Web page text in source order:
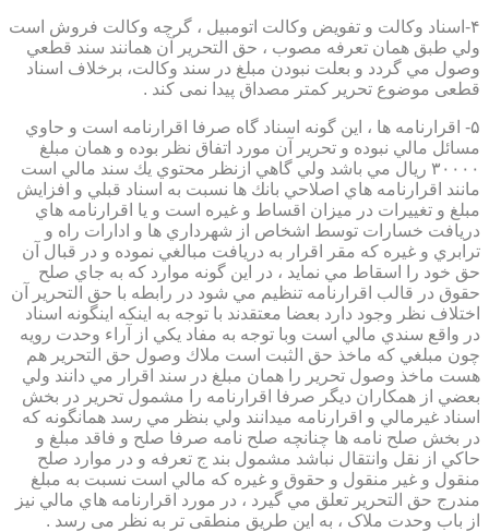
۴-اسناد وكالت و تفويض وكالت اتومبيل ، گرچه وكالت فروش است
ولي طبق همان تعرفه مصوب ، حق التحرير آن همانند سند قطعي
وصول مي گردد و بعلت نبودن مبلغ در سند وكالت، برخلاف اسناد
قطعی موضوع تحریر کمتر مصداق پیدا نمی کند .
۵- اقرارنامه ها ، اين گونه اسناد گاه صرفا اقرارنامه است و حاوي
مسائل مالي نبوده و تحرير آن مورد اتفاق نظر بوده و همان مبلغ
۳۰۰۰۰ ريال مي باشد ولي گاهي ازنظر محتوي يك سند مالي است
مانند اقرارنامه هاي اصلاحي بانك ها نسبت به اسناد قبلي و افزايش
مبلغ و تغييرات در ميزان اقساط و غيره است و يا اقرارنامه هاي
دريافت خسارات توسط اشخاص از شهرداري ها و ادارات راه و
ترابري و غيره كه مقر اقرار به دريافت مبالغي نموده و در قبال آن
حق خود را اسقاط مي نمايد ، در اين گونه موارد كه به جاي صلح
حقوق در قالب اقرارنامه تنظيم مي شود در رابطه با حق التحرير آن
اختلاف نظر وجود دارد بعضا معتقدند با توجه به اينكه اينگونه اسناد
در واقع سندي مالي است وبا توجه به مفاد يكي از آراء وحدت رويه
چون مبلغي كه ماخذ حق الثبت است ملاك وصول حق التحرير هم
هست ماخذ وصول تحرير را همان مبلغ در سند اقرار مي دانند ولي
بعضي از همكاران ديگر صرفا اقرارنامه را مشمول تحرير در بخش
اسناد غيرمالي و اقرارنامه ميدانند ولي بنظر مي رسد همانگونه كه
در بخش صلح نامه ها چنانچه صلح نامه صرفا صلح و فاقد مبلغ و
حاكي از نقل وانتقال نباشد مشمول بند ج تعرفه و در موارد صلح
منقول و غير منقول و حقوق و غيره كه مالي است نسبت به مبلغ
مندرج حق التحرير تعلق مي گيرد ، در مورد اقرارنامه هاي مالي نيز
از باب وحدت ملاک ، به این طریق منطقی تر به نظر می رسد .